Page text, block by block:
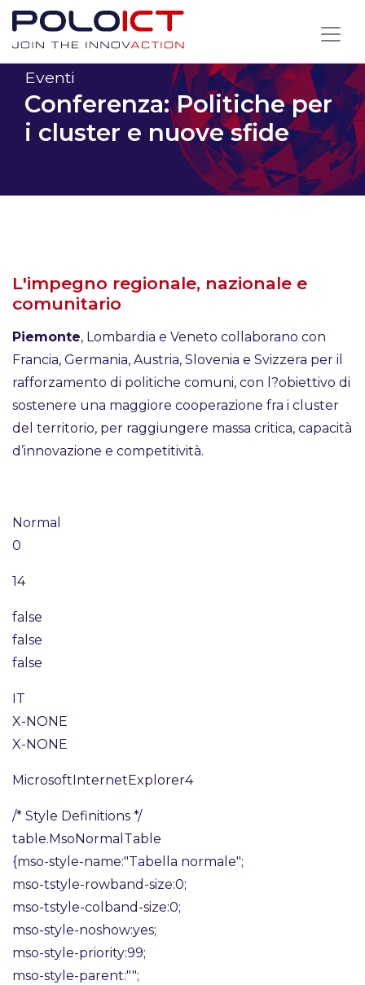
Skip
contentEventi
Conferenza: Politiche per
i cluster e nuove sfide
L'impegno regionale, nazionale e
comunitario
Piemonte, Lombardia e Veneto collaborano con
Francia, Germania, Austria, Slovenia e Svizzera per il
rafforzamento di politiche comuni, con l?obiettivo di
sostenere una maggiore cooperazione fra i cluster
del territorio, per raggiungere massa critica, capacità
d’innovazione e competitività.
Normal
0
14
false
false
false
IT
X-NONE
X-NONE
MicrosoftInternetExplorer4
/* Style Definitions */
table.MsoNormalTable
{mso-style-name:"Tabella normale";
mso-tstyle-rowband-size:0;
mso-tstyle-colband-size:0;
mso-style-noshow:yes;
mso-style-priority:99;
mso-style-parent:"";